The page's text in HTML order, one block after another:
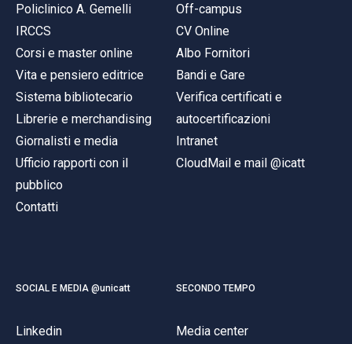
Policlinico A. Gemelli
IRCCS
Corsi e master online
Vita e pensiero editrice
Sistema bibliotecario
Librerie e merchandising
Giornalisti e media
Ufficio rapporti con il
pubblico
Contatti
Off-campus
CV Online
Albo Fornitori
Bandi e Gare
Verifica certificati e
autocertificazioni
Intranet
CloudMail e mail @icatt
SOCIAL E MEDIA @unicatt
Linkedin
SECONDO TEMPO
Media center